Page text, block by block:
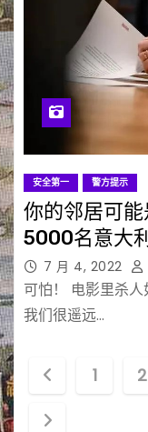
安全第一 警方提示
你的邻居可
5000名意大
7 月 4, 2022
可怕！ 电影里杀
我们很遥远…
文
章
1 2